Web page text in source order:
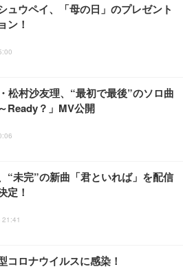
ュウペイ、「母の日」のプレゼント
ン！
松村沙友理、“最初で最後”のソロ曲
Ready？」MV公開
“未完”の新曲「君といれば」を配信
定！
コロナウイルスに感染！